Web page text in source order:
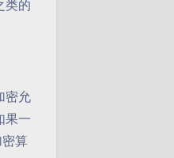
类的
密允
果一
算